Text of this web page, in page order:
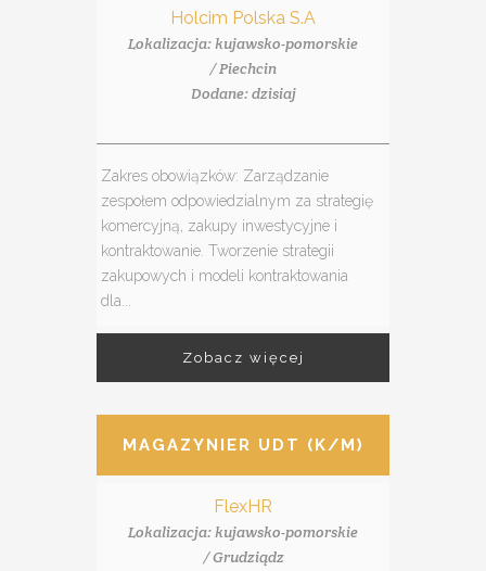
Holcim Polska S.A
Lokalizacja: kujawsko-pomorskie
/ Piechcin
Dodane: dzisiaj
Zakres obowiązków: Zarządzanie
zespołem odpowiedzialnym za strategię
komercyjną, zakupy inwestycyjne i
kontraktowanie. Tworzenie strategii
zakupowych i modeli kontraktowania
dla...
Zobacz więcej
MAGAZYNIER UDT (K/M)
FlexHR
Lokalizacja: kujawsko-pomorskie
/ Grudziądz